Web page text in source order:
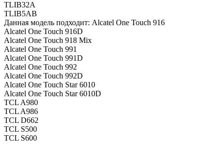
TLIB32A
TLIB5AB
Данная модель подходит: Alcatel One Touch 916
Alcatel One Touch 916D
Alcatel One Touch 918 Mix
Alcatel One Touch 991
Alcatel One Touch 991D
Alcatel One Touch 992
Alcatel One Touch 992D
Alcatel One Touch Star 6010
Alcatel One Touch Star 6010D
TCL A980
TCL A986
TCL D662
TCL S500
TCL S600